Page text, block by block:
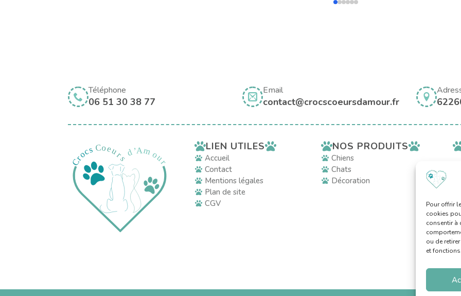
Pour offrir
cookies
consentir à
ou de
et
Téléphone
06 51 30 38 77
Email
contact@crocscoeursdamour.fr
LIEN UTILES
Accueil
Contact
Mentions légales
Plan de site
CGV
NOS PRODUITS
Chiens
Chats
Décoration